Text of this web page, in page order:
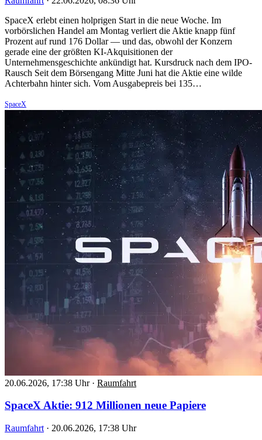
SpaceX erlebt einen holprigen Start in die neue Woche. Im
vorbörslichen Handel am Montag verliert die Aktie knapp fünf
Prozent auf rund 176 Dollar — und das, obwohl der Konzern
gerade eine der größten KI-Akquisitionen der
Unternehmensgeschichte ankündigt hat. Kursdruck nach dem IPO-
Rausch Seit dem Börsengang Mitte Juni hat die Aktie eine wilde
Achterbahn hinter sich. Vom Ausgabepreis bei 135…
SpaceX
20.06.2026, 17:38 Uhr · Raumfahrt
SpaceX Aktie: 912 Millionen neue Papiere
Raumfahrt · 20.06.2026, 17:38 Uhr